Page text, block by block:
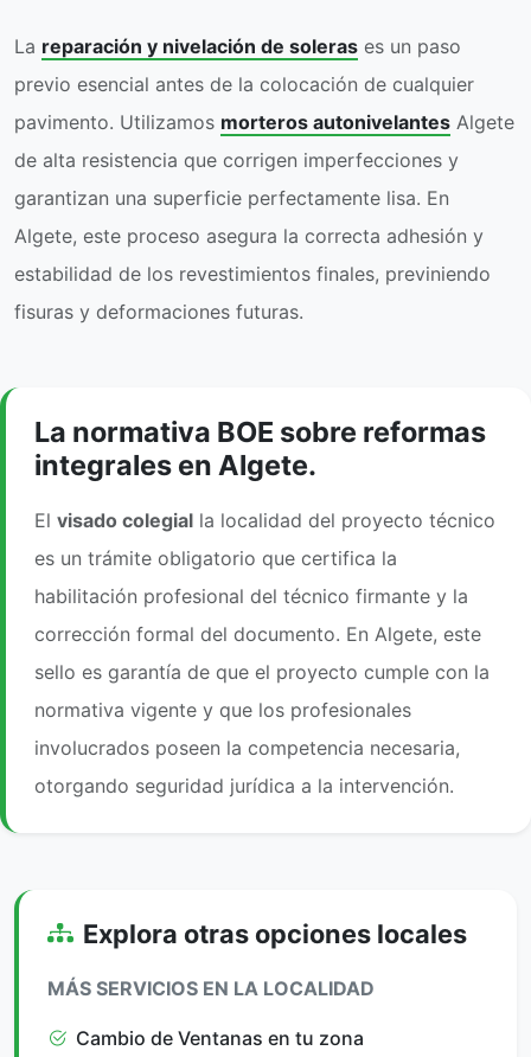
La reparación y nivelación de soleras es un paso
previo esencial antes de la colocación de cualquier
pavimento. Utilizamos morteros autonivelantes Algete
de alta resistencia que corrigen imperfecciones y
garantizan una superficie perfectamente lisa. En
Algete, este proceso asegura la correcta adhesión y
estabilidad de los revestimientos finales, previniendo
fisuras y deformaciones futuras.
La normativa BOE sobre reformas
integrales en Algete.
El visado colegial la localidad del proyecto técnico
es un trámite obligatorio que certifica la
habilitación profesional del técnico firmante y la
corrección formal del documento. En Algete, este
sello es garantía de que el proyecto cumple con la
normativa vigente y que los profesionales
involucrados poseen la competencia necesaria,
otorgando seguridad jurídica a la intervención.
Explora otras opciones locales
MÁS SERVICIOS EN LA LOCALIDAD
Cambio de Ventanas en tu zona